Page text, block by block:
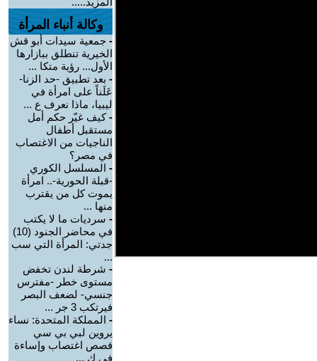
وكالة أنباء المرأة
- جمعية سيدات أبو قش
الخيرية تنطلق ببازارها
الأول... رؤية متكا ...
- بعد تطبيق -حد الزنا-
عَلَناً على امرأة في
ليبيا، ماذا نعرف ع ...
-كيف غيّر حكم أمل
مستقبل أطفال
الناجيات من الاغتصاب
في مصر؟
- المسلسل الكوري
-قبلة الحورية-.. امرأة
يموت كل من يقترب
منها ...
- سرديات ما لا يكتب
في محاضر الجنود (10)
جدتي: المرأة التي سب
...
- شرطة لندن تخفض
مستوى خطر -مفترس
جنسي- لضعف البصر
فيرتكب 3 جر ...
- المملكة المتحدة: نساء
يروين لبي بي سي
قصص اغتصاب وإساءة
في ك ...